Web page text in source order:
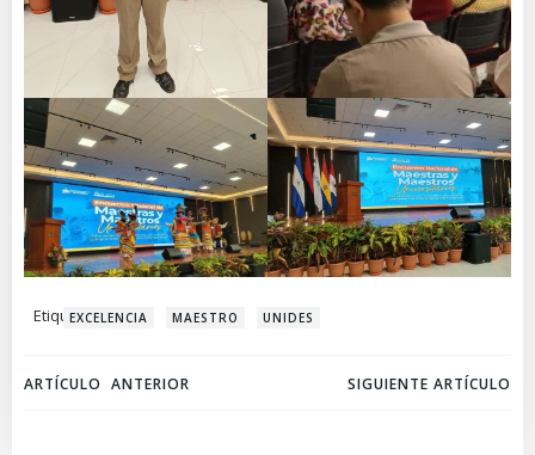
Etiquetas:EXCELENCIA MAESTRO UNIDES
Navegación
ARTÍCULO ANTERIOR
Navegación
SIGUIENTE ARTÍCULO